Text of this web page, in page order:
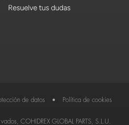
de datos • Política de cookies
COHIDREX GLOBAL PARTS, S.L.U.